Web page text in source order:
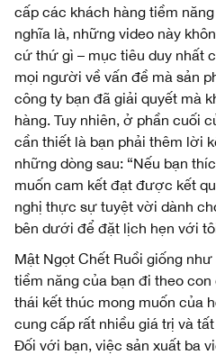
cấp các khách hàng tiềm
nghĩa là, những video này
cứ thứ gì – mục tiêu duy nhất
mọi người về vấn đề mà sản
công ty bạn đã giải quyết mà
hàng. Tuy nhiên, ở phần cuối
cần thiết là bạn phải thêm lời
những dòng sau: “Nếu bạn
muốn cam kết đạt được kết
nghị thực sự tuyệt vời dành
bên dưới để đặt lịch hẹn với
Mật Ngọt Chết Ruồi giống
tiềm năng của bạn đi theo
thái kết thúc mong muốn của
cung cấp rất nhiều giá trị và
Đối với bạn, việc sản xuất ba